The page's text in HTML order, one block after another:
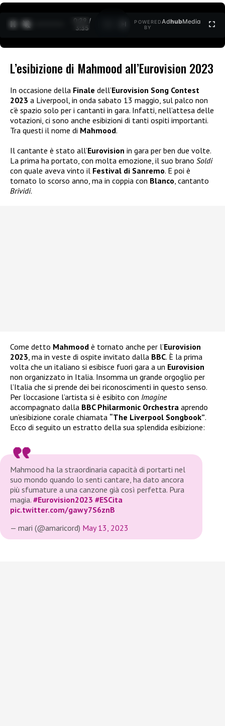
0:30 /
3:35
POWERED
BY
AdhubMedia
L’esibizione di Mahmood all’Eurovision 2023
In occasione della Finale dell’Eurovision Song Contest
2023 a Liverpool, in onda sabato 13 maggio, sul palco non
c’è spazio solo per i cantanti in gara. Infatti, nell’attesa delle
votazioni, ci sono anche esibizioni di tanti ospiti importanti.
Tra questi il nome di Mahmood.
Il cantante è stato all’Eurovision in gara per ben due volte.
La prima ha portato, con molta emozione, il suo brano Soldi
con quale aveva vinto il Festival di Sanremo. E poi è
tornato lo scorso anno, ma in coppia con Blanco, cantanto
Brividi.
Come detto Mahmood è tornato anche per l’Eurovision
2023, ma in veste di ospite invitato dalla BBC. È la prima
volta che un italiano si esibisce fuori gara a un Eurovision
non organizzato in Italia. Insomma un grande orgoglio per
l’Italia che si prende dei bei riconoscimenti in questo senso.
Per l’occasione l’artista si è esibito con Imagine
accompagnato dalla BBC Philarmonic Orchestra aprendo
un’esibizione corale chiamata “The Liverpool Songbook”.
Ecco di seguito un estratto della sua splendida esibizione:
Mahmood ha la straordinaria capacità di portarti nel
suo mondo quando lo senti cantare, ha dato ancora
più sfumature a una canzone già così perfetta. Pura
magia. #Eurovision2023 #ESCita
pic.twitter.com/gawy7S6znB
— mari (@amaricord) May 13, 2023